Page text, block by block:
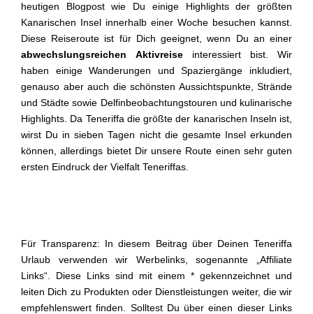
heutigen Blogpost wie Du einige Highlights der größten
Kanarischen Insel innerhalb einer Woche besuchen kannst.
Diese Reiseroute ist für Dich geeignet, wenn Du an einer
abwechslungsreichen
Aktivreise interessiert bist. Wir
haben einige Wanderungen und Spaziergänge inkludiert,
genauso aber auch die schönsten Aussichtspunkte, Strände
und Städte sowie Delfinbeobachtungstouren und kulinarische
Highlights. Da Teneriffa die größte der kanarischen Inseln ist,
wirst Du in sieben Tagen nicht die gesamte Insel erkunden
können, allerdings bietet Dir unsere Route einen sehr guten
ersten Eindruck der Vielfalt Teneriffas.
Für Transparenz: In diesem Beitrag über Deinen Teneriffa
Urlaub verwenden wir Werbelinks, sogenannte „Affiliate
Links“. Diese Links sind mit einem * gekennzeichnet und
leiten Dich zu Produkten oder Dienstleistungen weiter, die wir
empfehlenswert finden. Solltest Du über einen dieser Links